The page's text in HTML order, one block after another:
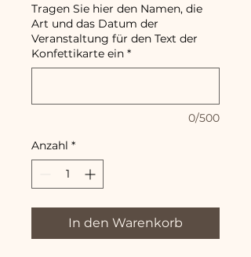
Tragen Sie hier den Namen, die
Art und das Datum der
Veranstaltung für den Text der
Konfettikarte ein *
0/500
Anzahl *
In den Warenkorb